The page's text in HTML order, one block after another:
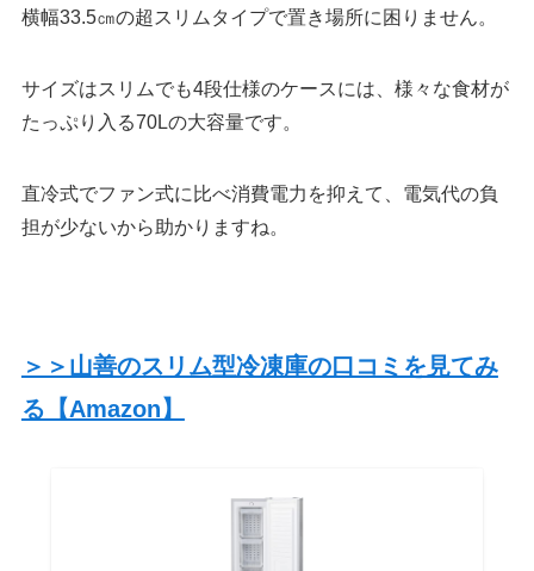
横幅33.5㎝の超スリムタイプで置き場所に困りません。
サイズはスリムでも4段仕様のケースには、様々な食材が
たっぷり入る70Lの大容量です。
直冷式でファン式に比べ消費電力を抑えて、電気代の負
担が少ないから助かりますね。
＞＞山善のスリム型冷凍庫の口コミを見てみ
る【Amazon】